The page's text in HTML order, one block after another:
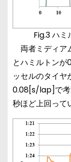
Fig.3 ハ
両者ミディア
とハミルトンが
ッセルのタイヤ
0.08[s/lap]で考
秒ほど上回って